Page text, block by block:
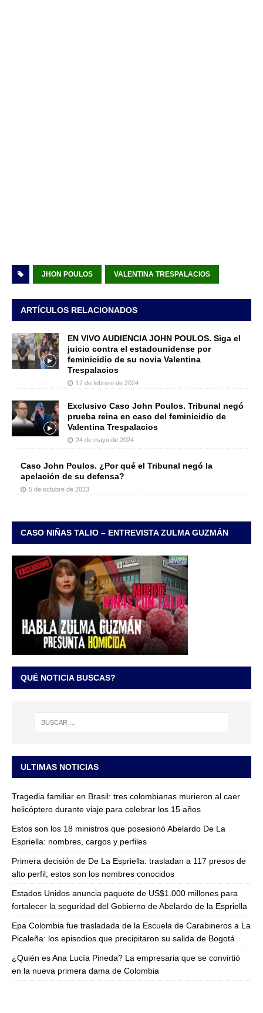
JHON POULOS VALENTINA TRESPALACIOS
ARTÍCULOS RELACIONADOS
EN VIVO AUDIENCIA JOHN POULOS. Siga el
juicio contra el estadounidense por
feminicidio de su novia Valentina
Trespalacios
12 de febrero de 2024
Exclusivo Caso John Poulos. Tribunal negó
prueba reina en caso del feminicidio de
Valentina Trespalacios
24 de mayo de 2024
Caso John Poulos. ¿Por qué el Tribunal negó la
apelación de su defensa?
5 de octubre de 2023
CASO NIÑAS TALIO – ENTREVISTA ZULMA GUZMÁN
QUÉ NOTICIA BUSCAS?
ULTIMAS NOTICIAS
Tragedia familiar en Brasil: tres colombianas murieron al caer
helicóptero durante viaje para celebrar los 15 años
Estos son los 18 ministros que posesionó Abelardo De La
Espriella: nombres, cargos y perfiles
Primera decisión de De La Espriella: trasladan a 117 presos de
alto perfil; estos son los nombres conocidos
Estados Unidos anuncia paquete de US$1.000 millones para
fortalecer la seguridad del Gobierno de Abelardo de la Espriella
Epa Colombia fue trasladada de la Escuela de Carabineros a La
Picaleña: los episodios que precipitaron su salida de Bogotá
¿Quién es Ana Lucía Pineda? La empresaria que se convirtió
en la nueva primera dama de Colombia